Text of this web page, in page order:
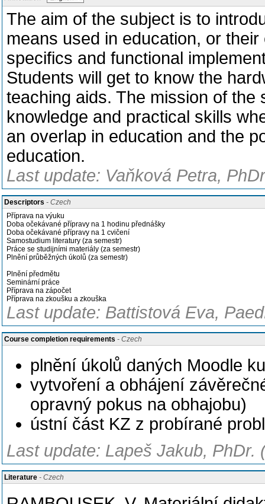
The aim of the subject is to
means used in education, or
specifics and functional
Students will get to know the
teaching aids. The mission of
knowledge and practical skills
an overlap in education and the
education.
Last update: Vaňková Petra,
Descriptors - Czech
Příprava na výuku
Doba očekávané přípravy na 1 hodinu přednášky
Doba očekávané přípravy na 1 cvičení
Samostudium literatury (za semestr)
Práce se studijními materiály (za semestr)
Plnění průběžných úkolů (za semestr)
Plnění předmětu
Seminární práce
Příprava na zápočet
Příprava na zkoušku a zkouška
Last update: Battistová Eva,
Course completion requirements - Czech
plnění úkolů daných Moodle
vytvoření a obhájení
opravný pokus na obhajobu)
ústní část KZ z probírané
Last update: Lapeš Jakub, PhDr.
Literature - Czech